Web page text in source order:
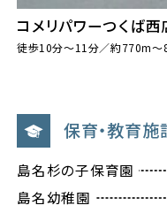
コメリパワーつくば西
徒歩10分～11分／約770m～
保育・教育施
島名杉の子保育園
島名幼稚園